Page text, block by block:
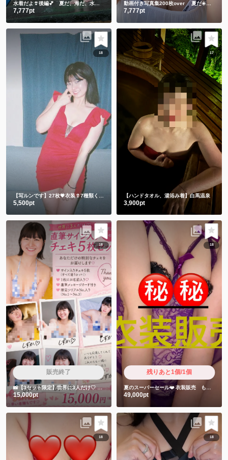
水着だよ👙後編💕 夏だ、海だ、水着のしずかだ💕動画と写真合わせて200枚over
7,777pt
動画付き写真集200枚over 夏だ☀️海だ🌊水着のしずかもご賞味ください💕
7,777pt
18
5,500pt
17
【ハンドタオル、湯浴み着】白馬温泉
3,900pt
18
販売終了
📸【3セット限定】世界に3人だけ♡ しずかちゃん直筆サイン入りチェキ5枚セット
15,000pt
18
残りあと1個/1個
夏のスーパーセール❤️ 衣装販売 もちゅりん食べた時の衣装です❤️
49,000pt
18 18